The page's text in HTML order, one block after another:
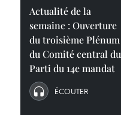
Actualité de la
semaine : Ouverture
du troisième Plénum
du Comité central du
Parti du 14e mandat
ÉCOUTER